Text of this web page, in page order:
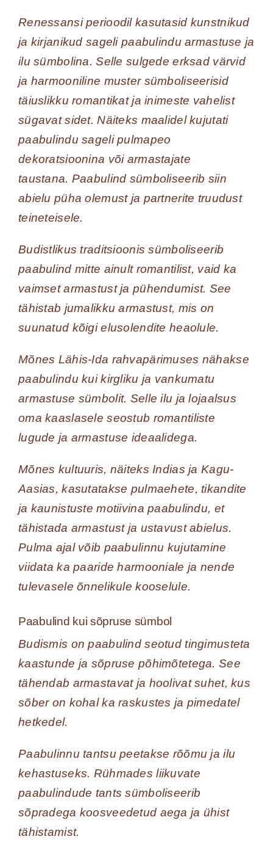
Renessansi perioodil kasutasid kunstnikud
ja kirjanikud sageli paabulindu armastuse ja
ilu sümbolina. Selle sulgede erksad värvid
ja harmooniline muster sümboliseerisid
täiuslikku romantikat ja inimeste vahelist
sügavat sidet. Näiteks maalidel kujutati
paabulindu sageli pulmapeo
dekoratsioonina või armastajate
taustana. Paabulind sümboliseerib siin
abielu püha olemust ja partnerite truudust
teineteisele.
Budistlikus traditsioonis sümboliseerib
paabulind mitte ainult romantilist, vaid ka
vaimset armastust ja pühendumist. See
tähistab jumalikku armastust, mis on
suunatud kõigi elusolendite heaolule.
Mõnes Lähis-Ida rahvapärimuses nähakse
paabulindu kui kirgliku ja vankumatu
armastuse sümbolit. Selle ilu ja lojaalsus
oma kaaslasele seostub romantiliste
lugude ja armastuse ideaalidega.
Mõnes kultuuris, näiteks Indias ja Kagu-
Aasias, kasutatakse pulmaehete, tikandite
ja kaunistuste motiivina paabulindu, et
tähistada armastust ja ustavust abielus.
Pulma ajal võib paabulinnu kujutamine
viidata ka paaride harmooniale ja nende
tulevasele õnnelikule kooselule.
Paabulind kui sõpruse sümbol
Budismis on paabulind seotud tingimusteta
kaastunde ja sõpruse põhimõtetega. See
tähendab armastavat ja hoolivat suhet, kus
sõber on kohal ka raskustes ja pimedatel
hetkedel.
Paabulinnu tantsu peetakse rõõmu ja ilu
kehastuseks. Rühmades liikuvate
paabulindude tants sümboliseerib
sõpradega koosveedetud aega ja ühist
tähistamist.